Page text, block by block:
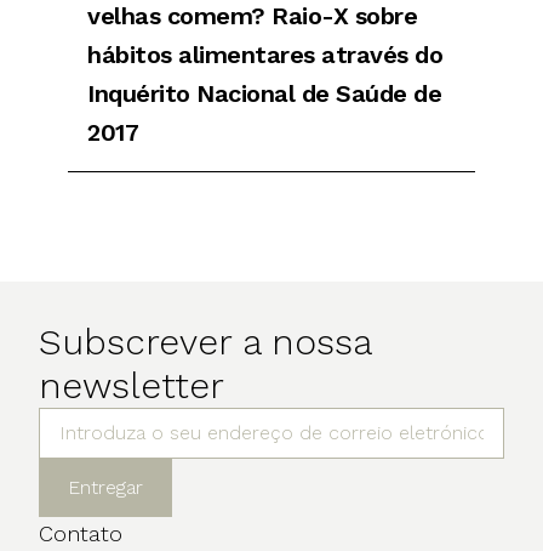
velhas comem? Raio-X sobre
hábitos alimentares através do
Inquérito Nacional de Saúde de
2017
Subscrever a nossa
newsletter
Entregar
Contato